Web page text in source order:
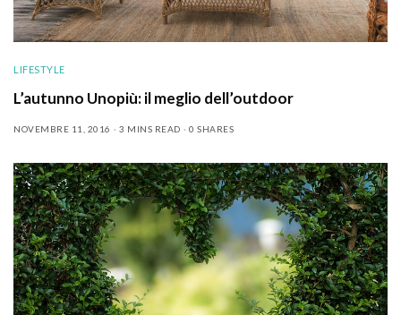
LIFESTYLE
L’autunno Unopiù: il meglio dell’outdoor
NOVEMBRE 11, 2016 3 MINS READ 0 SHARES